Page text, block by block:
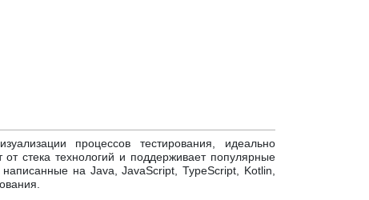
процессов тестирования, идеально
стека технологий и поддерживает популярные
на Java, JavaScript, TypeScript, Kotlin,